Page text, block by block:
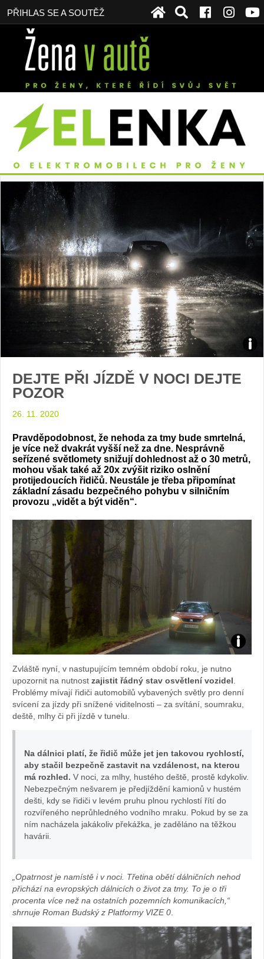
PŘIHLAS SE A SOUTĚŽ
DEJTE PŘI JÍZDĚ V NOCI DEJTE
POZOR
26. 11. 2020
Pravděpodobnost, že nehoda za tmy bude smrtelná,
je více než dvakrát vyšší než za dne. Nesprávně
seřízené světlomety snižují dohlednost až o 30 metrů,
mohou však také až 20x zvýšit riziko oslnění
protijedoucích řidičů. Neustále je třeba připomínat
základní zásadu bezpečného pohybu v silničním
provozu „vidět a být viděn“.
Foto:
Zvláště nyní, v nastupujícím temném období roku, je nutno
upozornit na nutnost zajistit řádný stav osvětlení vozidel.
Problémy mívají řidiči automobilů vybavených světly pro denní
svícení za jízdy při snížené viditelnosti – za svítání, soumraku,
deště, mlhy či při jízdě v tunelu.
Na dálnici platí, že řidič může jet jen takovou rychlostí,
aby stačil bezpečně zastavit na vzdálenost, na kterou
má rozhled. V noci, za mlhy, hustého deště, prostě kdykoliv.
Nebezpečným nešvarem je předjíždění kamionů v hustém
dešti, kdy se řidiči v levém pruhu plnou rychlostí řítí do
rozvířeného neprůhledného vodního mraku. Pokud by se za
ním nacházela jakákoliv překážka, je zaděláno na těžkou
havárii.
„Opatrnost je namístě i v noci. Třetina obětí dálničních nehod
přichází na evropských dálnicích o život za tmy. To je o tři
procenta více než na ostatních pozemních komunikacích,“
shrnuje Roman Budský z Platformy VIZE 0.